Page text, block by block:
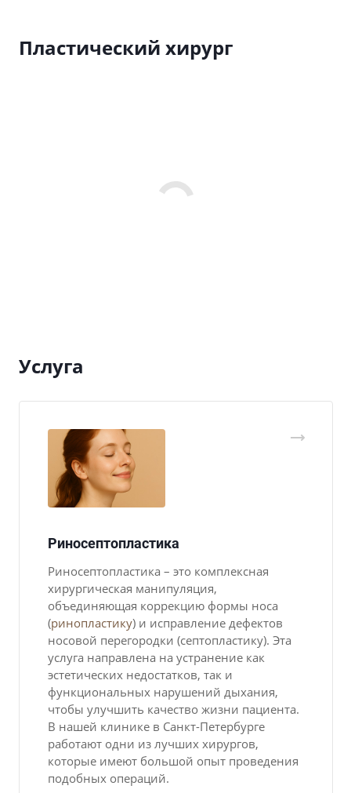
Пластический хирург
Услуга
Риносептопластика
Риносептопластика – это комплексная
хирургическая манипуляция,
объединяющая коррекцию формы носа
(ринопластику) и исправление дефектов
носовой перегородки (септопластику). Эта
услуга направлена на устранение как
эстетических недостатков, так и
функциональных нарушений дыхания,
чтобы улучшить качество жизни пациента.
В нашей клинике в Санкт-Петербурге
работают одни из лучших хирургов,
которые имеют большой опыт проведения
подобных операций.